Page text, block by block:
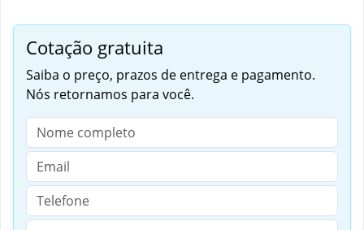
Cotação gratuita
Saiba o preço, prazos de entrega e pagamento.
Nós retornamos para você.